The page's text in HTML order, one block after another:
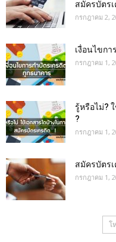
สมัครบัตร
กรกฎาคม 2,
เงื่อนไขก
กรกฎาคม 1,
รู้หรือไม่?
?
กรกฎาคม 1,
สมัครบัตรเ
กรกฎาคม 1,
โ